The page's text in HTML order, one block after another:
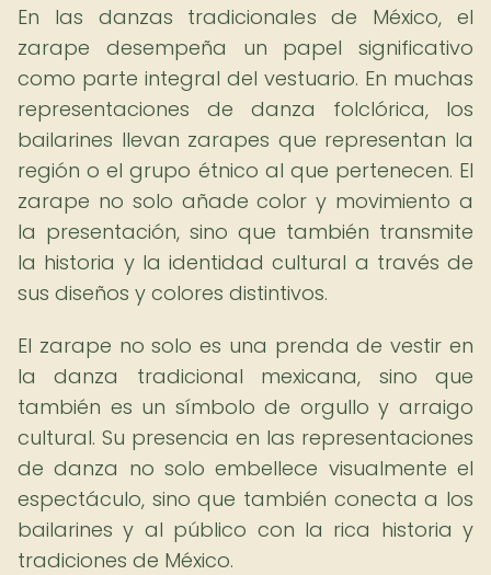
En las danzas tradicionales de México, el
zarape desempeña un papel significativo
como parte integral del vestuario. En muchas
representaciones de danza folclórica, los
bailarines llevan zarapes que representan la
región o el grupo étnico al que pertenecen. El
zarape no solo añade color y movimiento a
la presentación, sino que también transmite
la historia y la identidad cultural a través de
sus diseños y colores distintivos.
El zarape no solo es una prenda de vestir en
la danza tradicional mexicana, sino que
también es un símbolo de orgullo y arraigo
cultural. Su presencia en las representaciones
de danza no solo embellece visualmente el
espectáculo, sino que también conecta a los
bailarines y al público con la rica historia y
tradiciones de México.